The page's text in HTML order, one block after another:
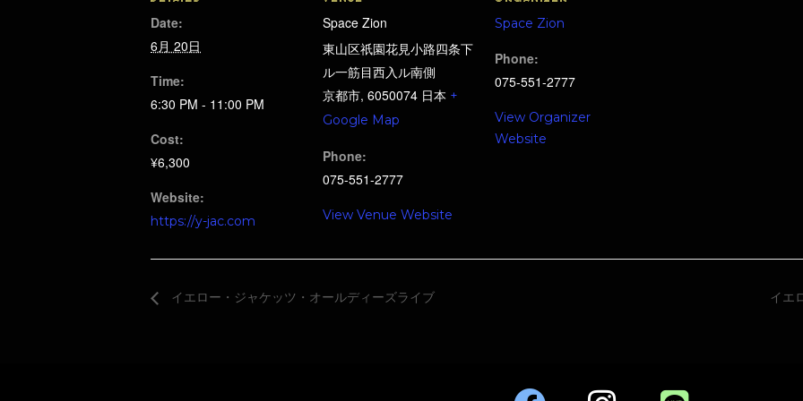
Date:
6月 20日
Time:
6:30 PM - 11:00 PM
Cost:
¥6,300
Website:
https://y-jac.com
Space Zion
東山区祇園花見小路四条下
ル一筋目西入ル南側
京都市, 6050074 日本 +
Google Map
Phone:
075-551-2777
View Venue Website
Space Zion
Phone:
075-551-2777
View Organizer
Website
イエロー・ジャケッツ・オールディーズライブ イエ